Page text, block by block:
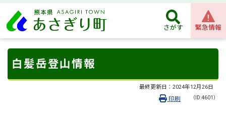
さがす 緊急情報
白髪岳登山情報
最終更新日： 2024年12月26日
（ID:4601）
印刷